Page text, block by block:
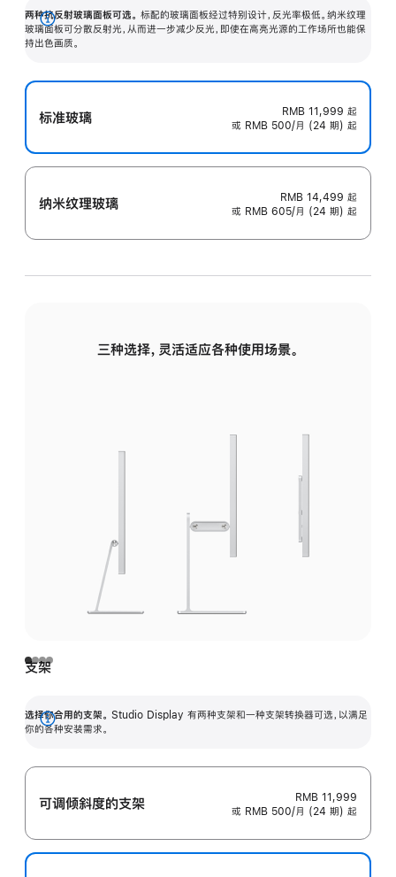
两种抗反射玻璃面板可选。 标配的玻璃面板经过特别设计，反光率极低。纳米纹理
玻璃面板可分散反射光，从而进一步减少反光，即使在高亮光源的工作场所也能保
持出色画质。
展
开
标准玻璃 RMB 11,999 起
或 RMB 500/月 (24 期) 起
纳米纹理玻璃 RMB 14,499 起
或 RMB 605/月 (24 期) 起
三种选择，灵活适应各种使用场景。
支架
选择你合用的支架。 Studio Display 有两种支架和一种支架转换器可选，以满足
你的各种安装需求。
展
可调倾斜度的支架
RMB 11,999
或 RMB 500/月 (24 期) 起